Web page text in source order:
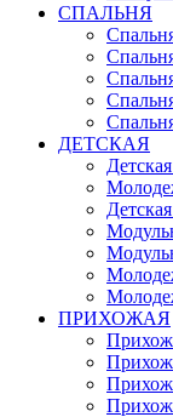
СПАЛЬНЯ
ДЕТСКАЯ
ПРИХОЖАЯ